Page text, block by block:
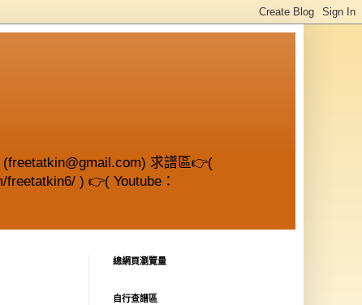
求譜區👉(
) 👉( Youtube：
總網頁瀏覽量
自行查譜區